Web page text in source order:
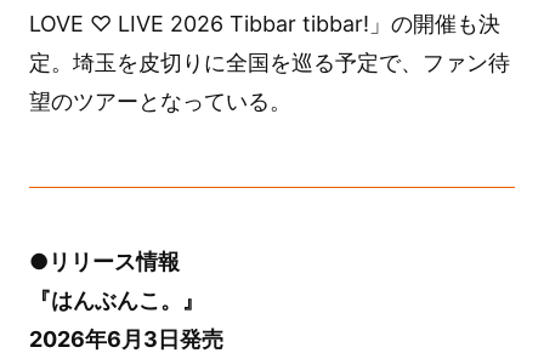
LOVE ♡ LIVE 2026 Tibbar tibbar!」の開催も決
定。埼玉を皮切りに全国を巡る予定で、ファン待
望のツアーとなっている。
●リリース情報
『はんぶんこ。』
2026年6月3日発売